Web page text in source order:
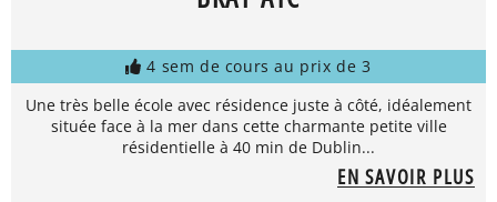
4 sem de cours au prix de 3
Une très belle école avec résidence juste à côté, idéalement
située face à la mer dans cette charmante petite ville
résidentielle à 40 min de Dublin...
EN SAVOIR PLUS